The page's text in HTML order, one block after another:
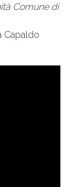
Comune di
Capaldo